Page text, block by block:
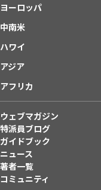
ヨーロッパ
中南米
ハワイ
アジア
アフリカ
ウェブマガジン
特派員ブログ
ガイドブック
ニュース
著者一覧
コミュニティ